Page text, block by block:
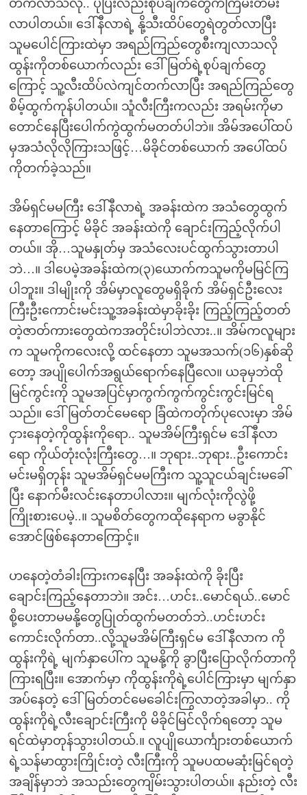
တက်လာသလို.. ပိုပြီးလည်းစုပ်ချက်တွေကကြမ်းတမ်း
လာပါတယ်။ ဒေါ်နီလာရဲ့ နို့သီးထိပ်တွေရဲတွတ်လာပြီး
သူမပေါင်ကြားထဲမှာ အရည်ကြည်တွေစီးကျလာသလို
ထွန်းကိုတစ်ယောက်လည်း ဒေါ်မြတ်ရဲ့စုပ်ချက်တွေ
ကြောင့် သူ့လီးထိပ်လဲကျင်တက်လာပြီး အရည်ကြည်တွေ
စိမ့်ထွက်ကုန်ပါတယ်။ သူံလီးကြီးကလည်း အရမ်းကိုမာ
တောင်နေပြီးပေါက်ကွဲထွက်မတတ်ပါဘဲ။ အိမ်အပေါ်ထပ်
မှအသံလိုလိုကြားသဖြင့်…မိခိုင်တစ်ယောက် အပေါ်ထပ်
ကိုတက်ခဲ့သည်။
အိမ်ရှင်မမကြီး ဒေါ်နီလာရဲ့ အခန်းထဲက အသံတွေထွက်
နေတာကြောင့် မိခိုင် အခန်းထဲကို ချောင်းကြည့်လိုက်ပါ
တယ်။ အို…သူမနှုတ်မှ အသံလေးပင်ထွက်သွားတာပါ
ဘဲ…။ ဒါပေမဲ့အခန်းထဲက(၃)ယောက်ကသူမကိုမမြင်ကြ
ပါဘူး။ ဒါမျိုးကို အိမ်မှာလူတွေမရှိခိုက် အိမ်ရှင်ဦးလေး
ကြီးဦးကောင်းမင်းသူ့အခန်းထဲမှာခိုးခိုး ကြည့်ကြည့်တတ်
တဲ့ဇာတ်ကားတွေထဲကအတိုင်းပါဘဲလား..။ အိမ်ကလူများ
က သူမကိုကလေးလို့ ထင်နေတာ သူမအသက်(၁၆)နှစ်ဆို
တော့ အပျိုပေါက်အရွယ်ရောက်နေပြီလေ။ ယခုမှဘဲထို
မြင်ကွင်းကို သူမအပြင်မှာကွက်ကွက်ကွင်းကွင်းမြင်ရ
သည်။ ဒေါ်မြတ်တင်မေရော ခြံထဲကတိုက်ပုလေးမှာ အိမ်
ငှားနေတဲ့ကိုထွန်းကိုရော.. သူမအိမ်ကြီးရှင်မ ဒေါ်နီလာ
ရော ကိုယ်တုံးလုံးကြီးတွေ…။ ဘုရား..ဘုရား..ဦးကောင်း
မင်းမရှိတုန်း သူမအိမ်ရှင်မမကြီးက သူ့သူငယ်ချင်းမခေါ်
ပြီး နောက်မီးလင်းနေတာပါလား။ မျက်လုံးကိုလွဲဖို့
ကြိုးစားပေမဲ့..။ သူမစိတ်တွေကထိုနေရာက မခွာနိုင်
အောင်ဖြစ်နေတာကြောင့်။
ဟနေတဲ့တံခါးကြားကနေပြီး အခန်းထဲကို ခိုးပြီး
ချောင်းကြည့်နေတာဘဲ။ အင်း…ဟင်း..မောင်ရယ်..မောင်
စို့ပေးတာမမနို့တွေပြုတ်ထွက်မတတ်ဘဲ..ဟင်းဟင်း
ကောင်းလိုက်တာ..လို့သူမအိမ်ကြီးရှင်မ ဒေါ်နီလာက ကို
ထွန်းကိုရဲ့ မျက်နှာပေါ်က သူမနို့ကို ခွာပြီးပြောလိုက်တာကို
ကြားရပြီး။ အောက်မှာ ကိုထွန်းကိုရဲ့ပေါင်ကြားမှာ မျက်နှာ
အပ်နေတဲ့ ဒေါ်မြတ်တင်မေခေါင်းကြွလာတဲ့အခါမှာ.. ကို
ထွန်းကိုရဲ့လီးချောင်းကြီးကို မိခိုင်မြင်လိုက်ရတော့ သူမ
ရင်ထဲမှာတုန်သွားပါတယ်.။ လူပျိုယောင်္ကျားတစ်ယောက်
ရဲ့သန်မာထွားကြိုင်းတဲ့ လီးကြီးကို သူမပထမဆုံးမြင်ရတဲ့
အချိန်မှာဘဲ အသည်းတွေကျိမ်းသွားပါတယ်။ နည်းတဲ့ လီး